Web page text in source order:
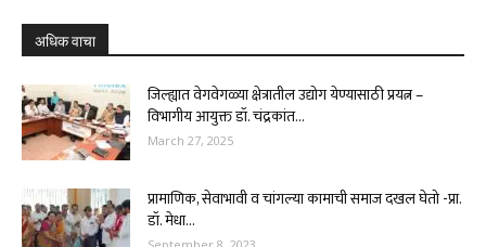
अधिक वाचा
जिल्ह्यात वेगवेगळ्या क्षेत्रातील उद्योग येण्यासाठी प्रयत्न –
विभागीय आयुक्त डॉ. चंद्रकांत...
March 27, 2025
प्रामाणिक, सेवाभावी व चांगल्या कामाची समाज दखल घेतो -प्रा.
डॉ. मेधा...